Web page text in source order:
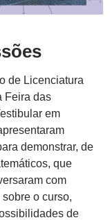
de Licenciatura
Feira das
em
demonstrar, de
que
com
o curso,
de